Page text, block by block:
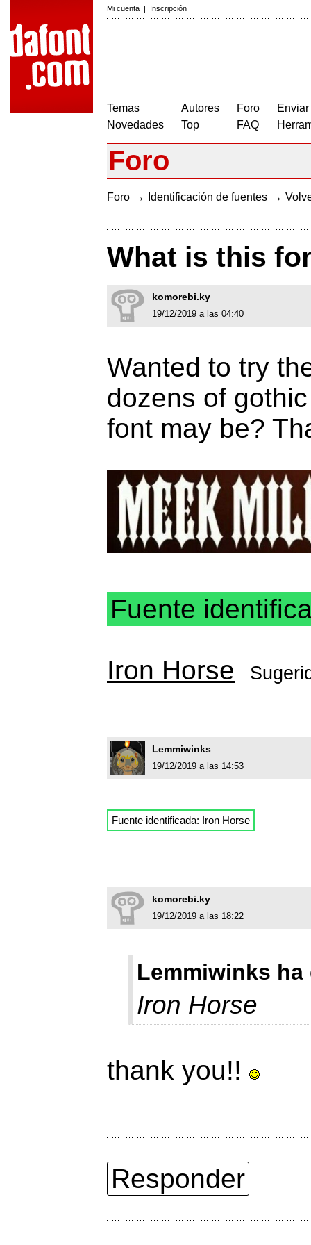
Mi cuenta | Inscripción
Temas
Novedades
Autores
Top
Foro
FAQ
Foro
Foro → Identificación de fuentes →
What is this
komorebi.ky
19/12/2019 a las 04:40
Wanted to try
dozens of
font may be?
Fuente
Iron Horse
Lemmiwinks
19/12/2019 a las 14:53
Fuente identificada: Iron Horse
komorebi.ky
19/12/2019 a las 18:22
Lemmiwinks
Iron Horse
thank you!!
Responder